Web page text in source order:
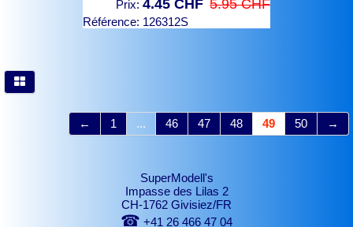
Prix: 4.45 CHF 5.95 CHF
Référence: 126312S
← 1 ... 46 47 48 49 50 →
SuperModell's
Impasse des Lilas 2
CH-1762 Givisiez/FR
☎ +41 26 466 47 04